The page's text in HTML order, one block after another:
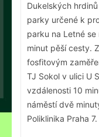
Dukelských
parky určené k
parku na Letné
minut pěší cesty.
fosfitovým
TJ Sokol v ulici U
vzdálenosti 10
náměstí dvě
Poliklinika Praha 7.